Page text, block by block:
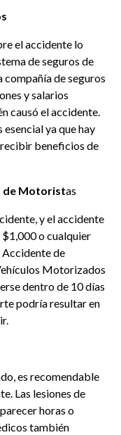
el accidente lo
de seguros de
de seguros
y salarios
causó el accidente.
ya que hay
beneficios de
de Motoristas
y el accidente
$1,000 o cualquier
Accidente de
Motorizados
dentro de 10 días
podría resultar en
es recomendable
Las lesiones de
horas o
también